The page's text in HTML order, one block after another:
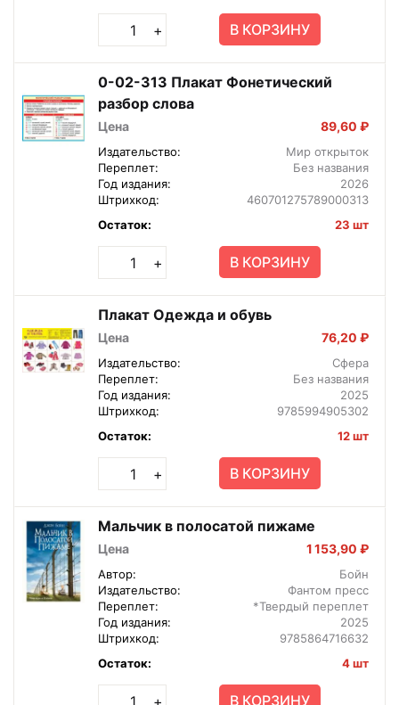
+ В КОРЗИНУ
0-02-313 Плакат Фонетический
разбор слова
Цена 89,60 ₽
Издательство:
Мир открыток
Переплет:
Без названия
Год издания:
2026
Штрихкод:
460701275789000313
Остаток:
23 шт
+ В КОРЗИНУ
Плакат Одежда и обувь
Цена 76,20 ₽
Издательство:
Сфера
Переплет:
Без названия
Год издания:
2025
Штрихкод:
9785994905302
Остаток:
12 шт
+ В КОРЗИНУ
Мальчик в полосатой пижаме
Цена 1 153,90 ₽
Автор:
Бойн
Издательство:
Фантом пресс
Переплет:
*Твердый переплет
Год издания:
2025
Штрихкод:
9785864716632
Остаток:
4 шт
+ В КОРЗИНУ